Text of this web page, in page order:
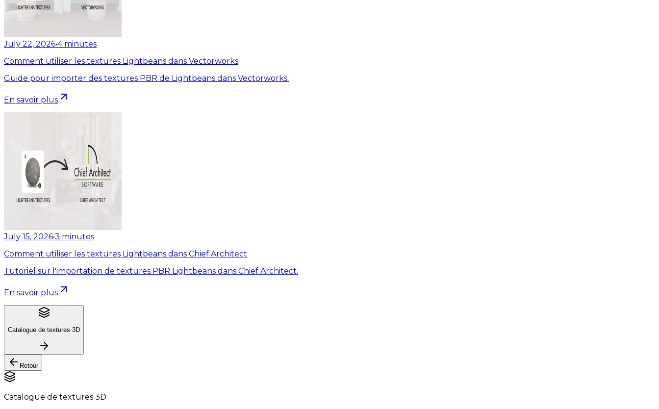
July 22, 2026•4 minutes
Comment utiliser les textures Lightbeans dans Vectorworks
Guide pour importer des textures PBR de Lightbeans dans Vectorworks.
En savoir plus
July 15, 2026•3 minutes
Comment utiliser les textures Lightbeans dans Chief Architect
Tutoriel sur l'importation de textures PBR Lightbeans dans Chief Architect.
En savoir plus
Catalogue de textures 3D
Retour
Catalogue de textures 3D